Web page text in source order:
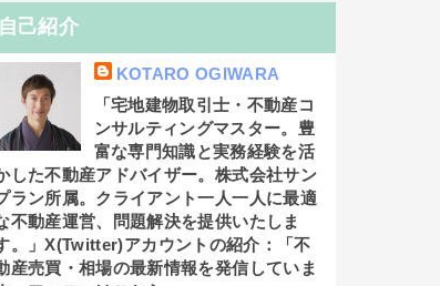
自己紹介
KOTARO OGIWARA
「宅地建物取引士・不動産コ
ンサルティングマスター。豊
富な専門知識と実務経験を活
した不動産アドバイザー。株式会社サン
ラン所属。クライアント一人一人に最適
不動産運営、問題解決を提供いたしま
。」X(Twitter)アカウントの紹介：「不
産売買・相場の最新情報を発信していま